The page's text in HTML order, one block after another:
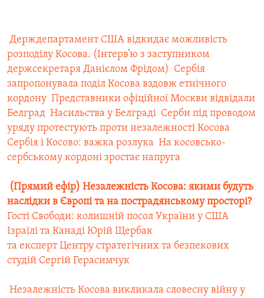
 Держдепартамент США відкидає можливість
розподілу Косова. (Інтерв’ю з заступником
держсекретаря Данієлом Фрідом)  Сербія
запропонувала поділ Косова вздовж етнічного
кордону  Представники офіційної Москви відвідали
Белград  Насильства у Белграді  Серби під проводом
уряду протестують проти незалежності Косова
Сербія і Косово: важка розлука  На косовсько-
сербському кордоні зростає напруга
(Прямий ефір) Незалежність Косова: якими будуть
наслідки в Європі та на пострадянському просторі?
Гості Свободи: колишній посол України у США
Ізраїлі та Канаді Юрій Щербак
та експерт Центру стратегічних та безпекових
студій Сергій Герасимчук
 Незалежність Косова викликала словесну війну у